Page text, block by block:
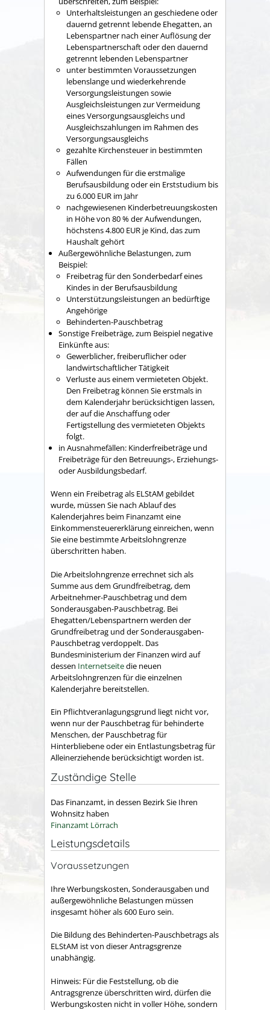
Unterhaltsleistungen an geschiedene oder
dauernd getrennt lebende Ehegatten, an
Lebenspartner nach einer Auflösung der
Lebenspartnerschaft oder den dauernd
getrennt lebenden Lebenspartner
unter bestimmten Voraussetzungen
lebenslange und wiederkehrende
Versorgungsleistungen sowie
Ausgleichsleistungen zur Vermeidung
eines Versorgungsausgleichs und
Ausgleichszahlungen im Rahmen des
Versorgungsausgleichs
gezahlte Kirchensteuer in bestimmten
Fällen
Aufwendungen für die erstmalige
Berufsausbildung oder ein Erststudium bis
zu 6.000 EUR im Jahr
nachgewiesenen Kinderbetreuungskosten
in Höhe von 80 % der Aufwendungen,
höchstens 4.800 EUR je Kind, das zum
Haushalt gehört
Außergewöhnliche Belastungen, zum
Beispiel:
Freibetrag für den Sonderbedarf eines
Kindes in der Berufsausbildung
Unterstützungsleistungen an bedürftige
Angehörige
Behinderten-Pauschbetrag
Sonstige Freibeträge, zum Beispiel negative
Einkünfte aus:
Gewerblicher, freiberuflicher oder
landwirtschaftlicher Tätigkeit
Verluste aus einem vermieteten Objekt.
Den Freibetrag können Sie erstmals in
dem Kalenderjahr berücksichtigen lassen,
der auf die Anschaffung oder
Fertigstellung des vermieteten Objekts
folgt.
in Ausnahmefällen: Kinderfreibeträge und
Freibeträge für den Betreuungs-, Erziehungs-
oder Ausbildungsbedarf.
Wenn ein Freibetrag als ELStAM gebildet
wurde, müssen Sie nach Ablauf des
Kalenderjahres beim Finanzamt eine
Einkommensteuererklärung einreichen, wenn
Sie eine bestimmte Arbeitslohngrenze
überschritten haben.
Die Arbeitslohngrenze errechnet sich als
Summe aus dem Grundfreibetrag, dem
Arbeitnehmer-Pauschbetrag und dem
Sonderausgaben-Pauschbetrag. Bei
Ehegatten/Lebenspartnern werden der
Grundfreibetrag und der Sonderausgaben-
Pauschbetrag verdoppelt. Das
Bundesministerium der Finanzen wird auf
dessen Internetseitedie neuen
Arbeitslohngrenzen für die einzelnen
Kalenderjahre bereitstellen.
Ein Pflichtveranlagungsgrund liegt nicht vor,
wenn nur der Pauschbetrag für behinderte
Menschen, der Pauschbetrag für
Hinterbliebene oder ein Entlastungsbetrag für
Alleinerziehende berücksichtigt worden ist.
Zuständige Stelle
Das Finanzamt, in dessen Bezirk Sie Ihren
Wohnsitz haben
Finanzamt Lörrach
Leistungsdetails
Voraussetzungen
Ihre Werbungskosten, Sonderausgaben und
außergewöhnliche Belastungen müssen
insgesamt höher als 600 Euro sein.
Die Bildung des Behinderten-Pauschbetrags als
ELStAM ist von dieser Antragsgrenze
unabhängig.
Hinweis: Für die Feststellung, ob die
Antragsgrenze überschritten wird, dürfen die
Werbungskosten nicht in voller Höhe, sondern